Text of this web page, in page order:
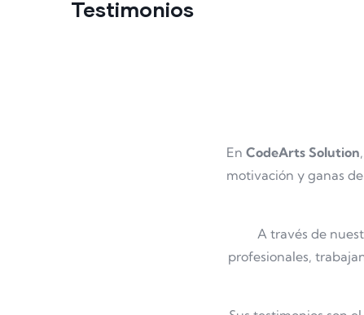
Testimonios
En CodeArts Solution
motivación y ganas
A través de
profesionales,